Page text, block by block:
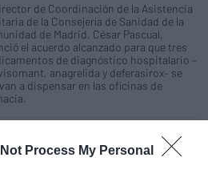
Process My Personal
de Coordinación de la Asistencia
de la Consejería de Sanidad de la
de Madrid, César Pascual,
el acuerdo alcanzado para que tres
de diagnóstico hospitalario –
anagrelida y deferasirox– se
a dispensar en las oficinas de
Técnica evaluará la
de diagnóstico